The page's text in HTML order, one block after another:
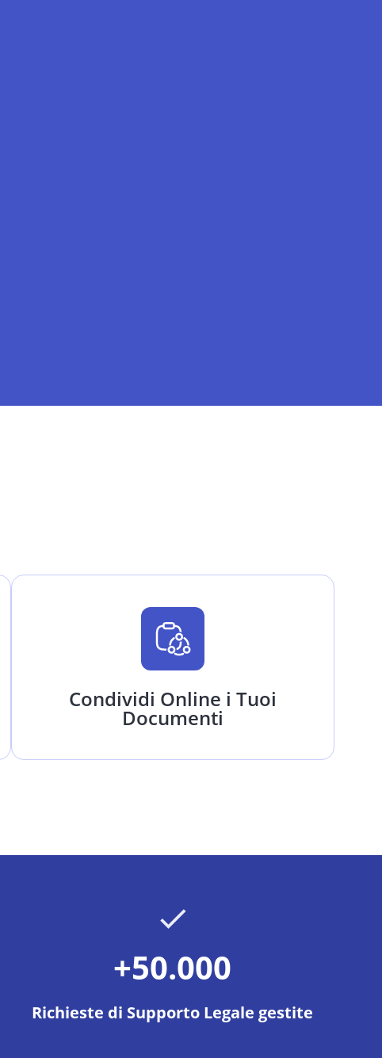
Condividi Online i Tuoi
Documenti
+50.000
Richieste di Supporto Legale gestite